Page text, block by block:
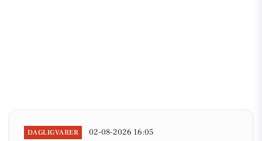
DAGLIGVARER 02-08-2026 16:05